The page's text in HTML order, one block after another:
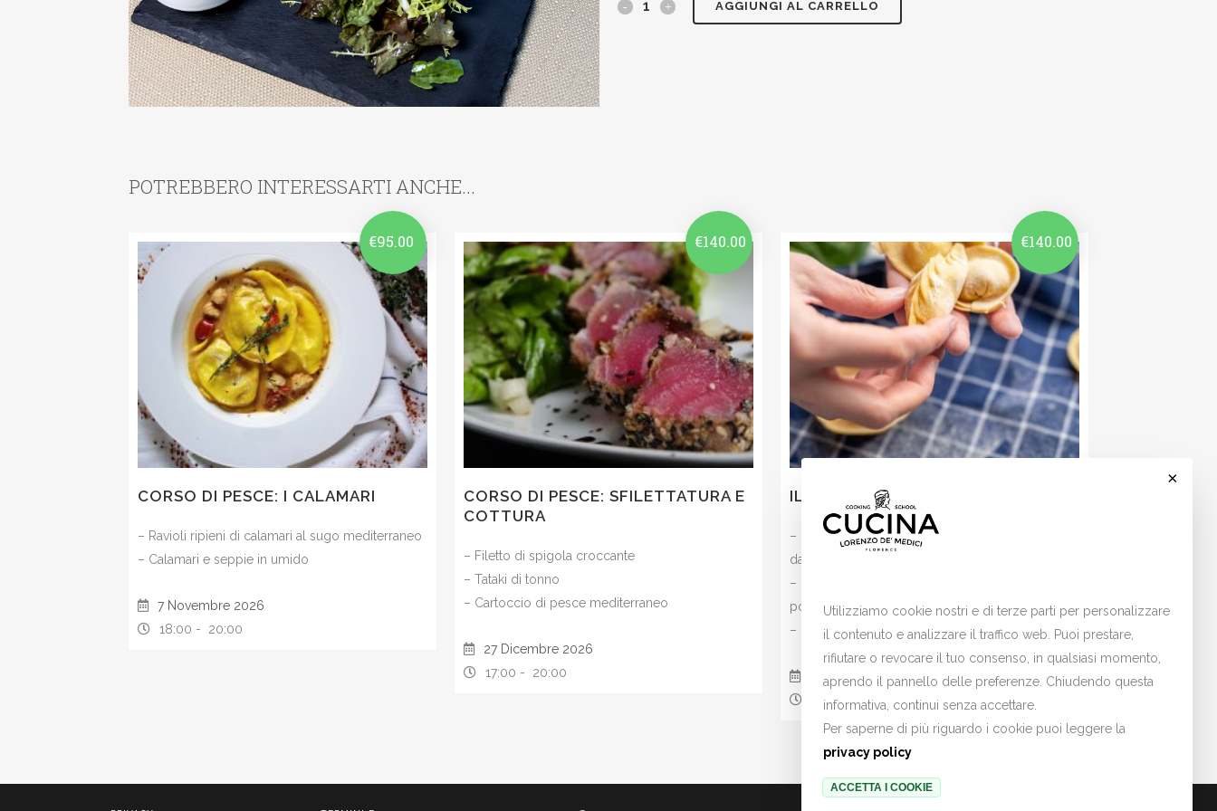
AGGIUNGI AL CARRELLO
POTREBBERO INTERESSARTI ANCHE...
€95.00
CORSO DI PESCE: I CALAMARI
– Ravioli ripieni di calamari al sugo mediterraneo
– Calamari e seppie in umido
7 Novembre 2026
18:00 - 20:00
€140.00
CORSO DI PESCE: SFILETTATURA E
COTTURA
– Filetto di spigola croccante
– Tataki di tonno
– Cartoccio di pesce mediterraneo
27 Dicembre 2026
17:00 - 20:00
€140.00
IL MENÙ DELLE FESTE
– Ravioloni al nero di seppia, mazzancolle e
datterino giallo
– Orata al forno con sformato di finocchi e
pomodori ripieni
– Mini zuccotto di panettone, crema e caffè
8 Dicembre 2026
10:00 -13:00
×
Utilizziamo cookie nostri e di terze parti per personalizzare
il contenuto e analizzare il traffico web. Puoi prestare,
rifiutare o revocare il tuo consenso, in qualsiasi momento,
aprendo il pannello delle preferenze. Chiudendo questa
informativa, continui senza accettare.
Per saperne di più riguardo i cookie puoi leggere la
privacy policy
ACCETTA I COOKIE